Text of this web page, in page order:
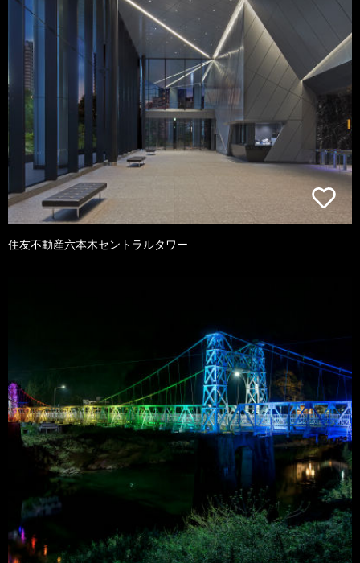
住友不動産六本木セントラルタワー